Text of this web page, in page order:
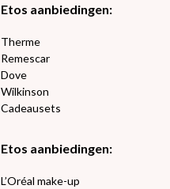
Etos aanbiedingen:
Therme
Remescar
Dove
Wilkinson
Cadeausets
Etos aanbiedingen:
L’Oréal make-up